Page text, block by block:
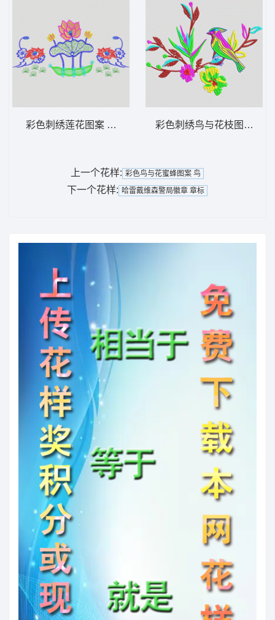
彩色刺绣莲花图案 荷花 彩色刺绣鸟与花枝图案 鸟
上一个花样: 彩色鸟与花蜜蜂图案 鸟
下一个花样: 哈雷戴维森警局徽章 章标